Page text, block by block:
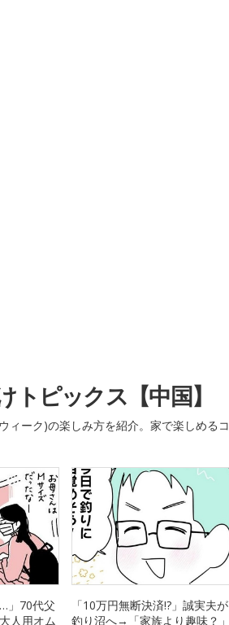
トピックス【中国】
ィーク)の楽しみ方を紹介。家で楽しめるコ
」70代父
人用オム
「10万円無断決済!?」誠実夫が
釣り沼へ→「家族より趣味？」